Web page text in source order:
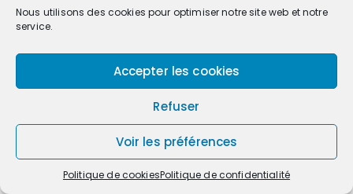
Nous utilisons des cookies pour optimiser notre site web et notre
service.
Accepter les cookies
Refuser
Voir les préférences
Politique de cookiesPolitique de confidentialité
sur... L’article Dites NON à TDN d’ORANO
MALVESI-ENQUETE PUBLIQUE-15 JOURS
SEULEMENT est apparu en premier sur TCNA
Vert de rage: L’uranium de la Colère le Lundi 6
Mars 2023 à 21H55 sur France 5
A Narbonne, dans l’Aude, des citoyens
dénoncent les pollutions de la plus grande